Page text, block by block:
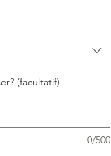
(facultatif)
0/500